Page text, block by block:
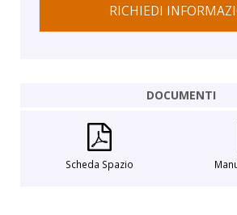
RICHIEDI
DOCUMENTI
Scheda Spazio